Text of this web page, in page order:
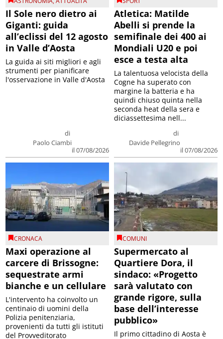
Il Sole nero dietro ai
Giganti: guida
all’eclissi del 12 agosto
in Valle d’Aosta
di
Paolo Ciambi
il 07/08/2026
La guida ai siti migliori e agli
strumenti per pianificare
l'osservazione in Valle d'Aosta
Atletica: Matilde
Abelli si prende la
semifinale dei 400 ai
Mondiali U20 e poi
esce a testa alta
di
Davide Pellegrino
il 07/08/2026
La talentuosa velocista della
Cogne ha superato con
margine la batteria e ha
quindi chiuso quinta nella
seconda heat della sera e
diciassettesima nell...
CRONACA
Maxi operazione al
carcere di Brissogne:
sequestrate armi
bianche e un cellulare
L'intervento ha coinvolto un
centinaio di uomini della
Polizia penitenziaria,
provenienti da tutti gli istituti
del Provveditorato
COMUNI
Supermercato al
Quartiere Dora, il
sindaco: «Progetto
sarà valutato con
grande rigore, sulla
base dell’interesse
pubblico»
Il primo cittadino di Aosta è